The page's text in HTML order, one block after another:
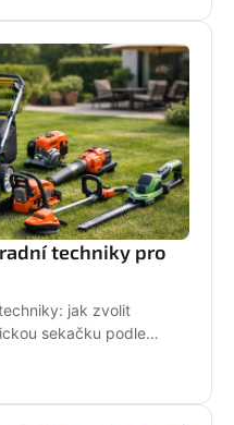
techniky pro
jak zvolit
sekačku podle